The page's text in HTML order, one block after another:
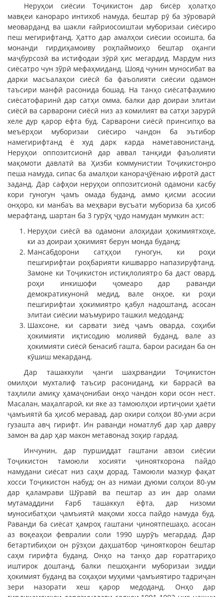
Неруҳои сиёсии Тоҷикистон дар бисёр ҳолатҳо
мавқеи канораро интихоб намуда, бештар рӯ ба зӯроварӣ
меоварданд ва шакли ғайриосоиштаи муборизаи сиёсиро
пеш мегирифтанд. Ҳатто дар амалҳои сиёсии осоишта, ба
монанди гирдиҳамоиву роҳпаймоиҳо бештар оҳанги
маҷбурсозӣ ва истифодаи зӯрӣ ҳис мегардид. Мардум низ
сиёсатро чун зўрӣ мефаҳмиданд. Шояд чунин муносибат ва
дарки масъалаҳои сиёсӣ ба фаъолияти сиёсии одамон
таъсири манфӣ расонида бошад. На танҳо сиёсатфаҳмию
сиёсатофаринӣ дар сатҳи омма, балки дар доираи элитаи
сиёсӣ ва сарварони сиёсӣ низ аз комилият ва сатҳи зарурӣ
хеле дур қарор ёфта буд. Сарварони сиёсӣ принсипҳо ва
меъёрҳои муборизаи сиёсиро чандон ба эътибор
намегирифтанд ё худ дарк карда наметавонистанд.
Неруҳои оппозитсионӣ дар аввал танқиди фаъолияти
мақомоти давлатӣ ва Ҳизби коммунистии Тоҷикистонро
пеша намуда, сипас ба амалҳои канораҷӯёнаю ифротӣ даст
заданд. Дар сафҳои неруҳои оппозитсионӣ одамони касбу
кори гуногун ҷамъ омада буданд, аммо қисми асосии
онҳоро, ки манбаъ ва меҳвари вусъати мубориза ба ҳисоб
мерафтанд, шартан ба 3 гурӯҳ ҷудо намудан мумкин аст:
Неруҳои сиёсӣ ва одамони алоҳидаи ҳокимиятхоҳе,
ки аз доираи ҳокимият берун монда буданд;
Мансабдорони сатҳҳои гуногун, ки роҳи
пешгирифтаи роҳбарияти кишварро напазируфтанд.
Замоне ки Тоҷикистон истиқлолиятро ба даст овард,
роҳи инкишофи ҷомеаро дар раванди
демократикунонӣ медид, вале онҳое, ки роҳи
пешгирифтаи ҳокимиятро қабул надоштанд, асосан
элитаи сиёсии маъмуриро ташкил медоданд;
Шахсоне, ки сарвати зиёд ҷамъ оварда, соҳиби
ҳокимияти иқтисодию молиявӣ буданд, вале аз
ҳокимияти сиёсӣ бенасиб гашта, барои расидан ба он
кӯшиш мекарданд.
Дар ташаккули ҷанги шаҳрвандии Тоҷикистон
омилҳои мухталиф таъсир расониданд, ки баррасӣ ва
таҳлили амиқу ҳамаҷонибаи онҳо чандон кори осон нест.
Масалан, маҳалгароӣ, ки яке аз тамоюлҳои иртиҷоии ҳаёти
ҷамъиятӣ ба ҳисоб меравад, дар охири солҳои 80-уми асри
гузашта авҷ гирифт. Ин раванди номатлуб дар ҳар давру
замон ва дар ҳар макон метавонад зоҳир гардад.
Инчунин, дар пуршиддат гаштани авзои сиёсии
Тоҷикистон тамоюли хосияти ҷинояткорона пайдо
намудани сиёсат низ саҳм дорад. Тамоюли мазкур фақат
хосси Тоҷикистон набуд; он аз нимаи дуюми солҳои 80-ум
дар қаламрави Шӯравӣ ва пештар аз ин дар олами
мутамаддини Ғарб ташаккул ёфта, дар низоми
муносибатҳои ҷамъиятӣ мақоми хосса пайдо намуда буд.
Раванди ба сиёсат ҳамроҳ гаштани ҷиноятпешаҳо, асосан
аз воқеаҳои февралии соли 1990 шурӯъ мегардад. Дар
бетартибиҳои он рӯзҳои даҳшатбор ҷинояткорон бештар
саҳм гирифта буданд. Онҳо на танҳо дар ғоратгариҳо
иштирок доштанд, балки пешоҳанги муборизаи зидди
ҳокимият буданд ва соҳаҳои муҳими ҷамъиятиро тадриҷан
зери назорати хеш қарор медоданд. Онҳо дар